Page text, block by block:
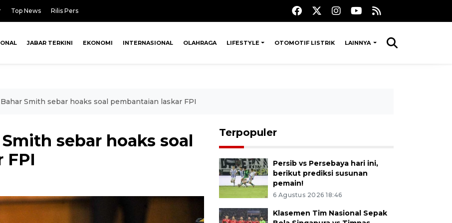
Top News Rilis Pers
JABAR TERKINI EKONOMI INTERNASIONAL OLAHRAGA LIFESTYLE OTOMOTIF LISTRIK LAINNYA
Smith sebar hoaks soal pembantaian laskar FPI
sebar hoaks soal
FPI
Terpopuler
Persib vs Persebaya hari ini,
berikut prediksi susunan
pemain!
6 Agustus 2026 18:46
Klasemen Tim Nasional Sepak